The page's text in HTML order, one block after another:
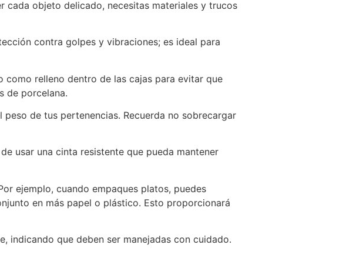
cada objeto delicado, necesitas materiales y trucos
contra golpes y vibraciones; es ideal para
relleno dentro de las cajas para evitar que
de porcelana.
de tus pertenencias. Recuerda no sobrecargar
usar una cinta resistente que pueda mantener
ejemplo, cuando empaques platos, puedes
en más papel o plástico. Esto proporcionará
indicando que deben ser manejadas con cuidado.